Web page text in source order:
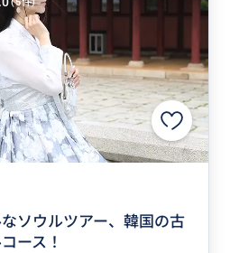
ソウルツアー、韓国の古
ース！